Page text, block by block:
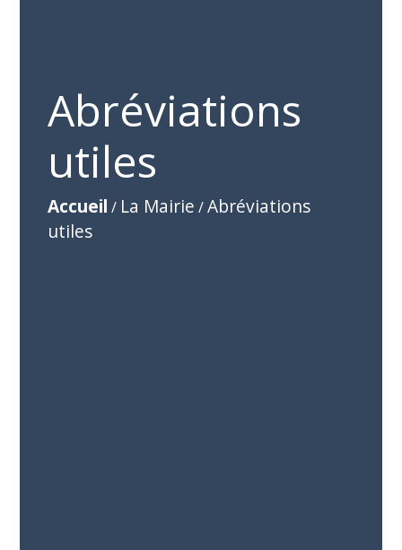
Abréviations
utiles
Accueil / La Mairie /Abréviations
utiles